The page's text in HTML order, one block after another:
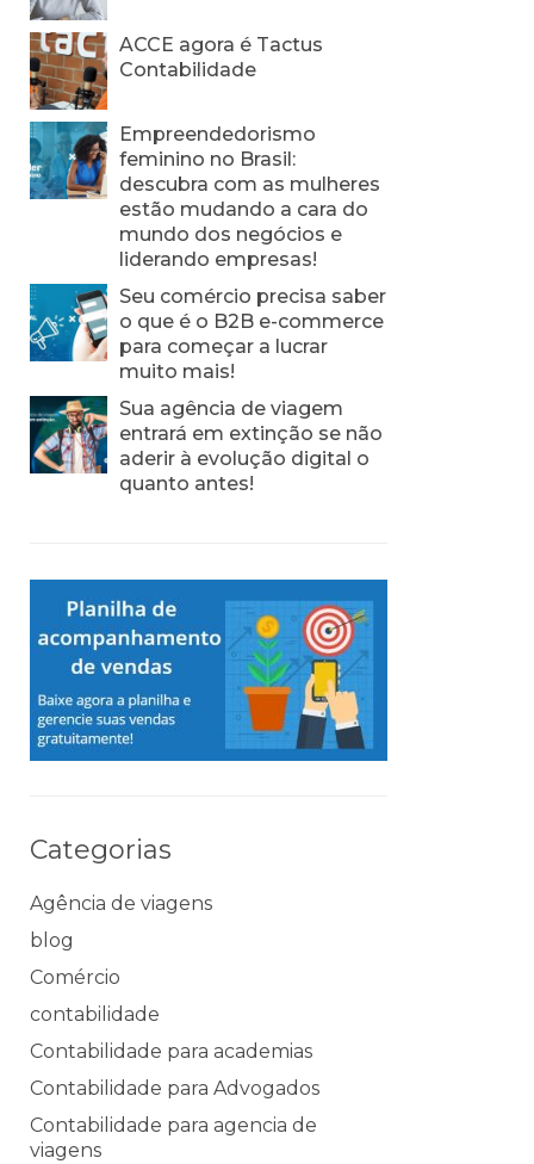
ACCE agora é Tactus
Contabilidade
Empreendedorismo
feminino no Brasil:
descubra com as mulheres
estão mudando a cara do
mundo dos negócios e
liderando empresas!
Seu comércio precisa saber
o que é o B2B e-commerce
para começar a lucrar
muito mais!
Sua agência de viagem
entrará em extinção se não
aderir à evolução digital o
quanto antes!
Categorias
Agência de viagens
blog
Comércio
contabilidade
Contabilidade para academias
Contabilidade para Advogados
Contabilidade para agencia de
viagens